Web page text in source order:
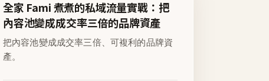
全家 Fami 煮煮的私域流量實戰：把
內容池變成成交率三倍的品牌資產
把內容池變成成交率三倍、可複利的品牌資
產。